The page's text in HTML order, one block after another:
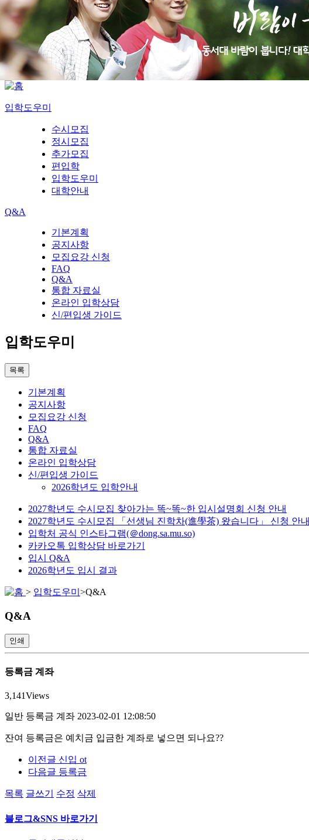
입학도우미
수시모집
정시모집
추가모집
편입학
입학도우미
대학안내
Q&A
기본계획
공지사항
모집요강 신청
FAQ
Q&A
통합 자료실
온라인 입학상담
신/편입생 가이드
입학도우미
목록
기본계획
공지사항
모집요강 신청
FAQ
Q&A
통합 자료실
온라인 입학상담
신/편입생 가이드
2026학년도 입학안내
2027학년도 수시모집 찾아가는 똑~똑~한 입시설명회 신청 안내
2027학년도 수시모집 「선생님 진학차(進學茶) 왔습니다」 신청 안내
입학처 공식 인스타그램(＠dong.sa.mu.so)
카카오톡 입학상담 바로가기
입시 Q&A
2026학년도 입시 결과
> 입학도우미 >Q&A
Q&A
인쇄
등록금 계좌
3,141Views
일반 등록금 계좌 2023-02-01 12:08:50
잔여 등록금은 예치금 입금한 계좌로 넣으면 되나요??
이전글 신입 ot
다음글 등록금
목록 글쓰기 수정 삭제
블로그&SNS 바로가기